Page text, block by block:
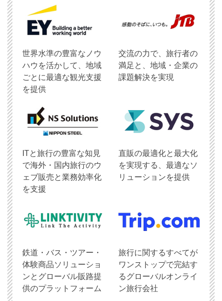
世界水準の豊富なノウ
ハウを活かして、地域
ごとに最適な観光支援
を提供
交流の力で、旅行者の
満足と、地域・企業の
課題解決を実現
ITと旅行の豊富な知見
で海外・国内旅行のウ
ェブ販売と業務効率化
を支援
直販の最適化と最大化
を実現する、最適なソ
リューションを提供
鉄道・バス・ツアー・
体験商品ソリューショ
ンとグローバル販路提
供のプラットフォーム
旅行に関するすべてが
ワンストップで完結す
るグローバルオンライ
ン旅行会社